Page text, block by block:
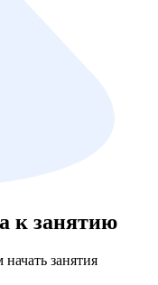
к занятию
занятия